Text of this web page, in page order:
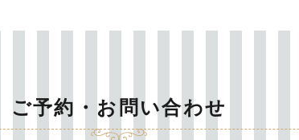
ご予約・お問い合わせ